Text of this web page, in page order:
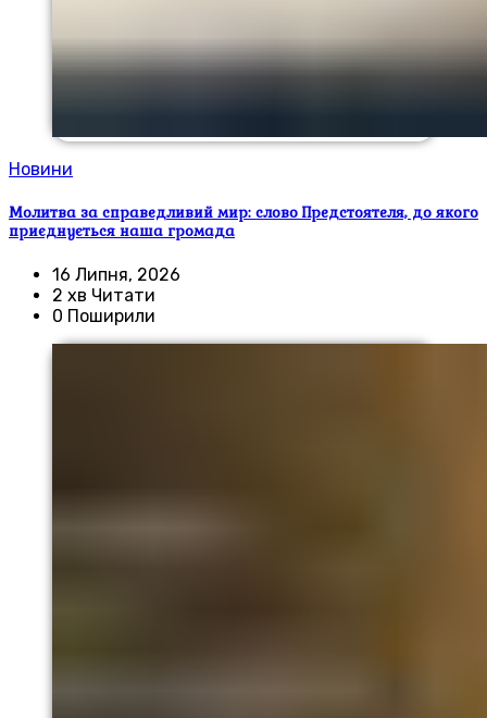
Новини
Молитва за справедливий мир: слово Предстоятеля, до якого
приєднується наша громада
16 Липня, 2026
2 хв Читати
0 Поширили